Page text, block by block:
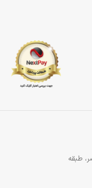
طبقه